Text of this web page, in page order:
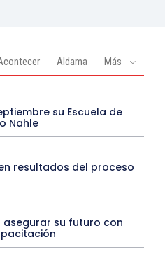
Aldama Más
su Escuela de
Nahle
resultados del proceso
su futuro con